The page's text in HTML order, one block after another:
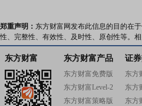
郑重声明： 东方财富网发布此信息的目的在
性、完整性、有效性、及时性、原创性等。
东方财富 东方财富产品
东方财富免费版
东方财富Level-2
东方财富策略版
证
东方
东方
东方